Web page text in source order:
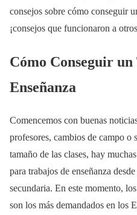
consejos sobre cómo conseguir
¡consejos que funcionaron a
Cómo Conseguir
Enseñanza
Comencemos con buenas
profesores, cambios de campo o
tamaño de las clases, hay
para trabajos de enseñanza
secundaria. En este momento,
son los más demandados en los